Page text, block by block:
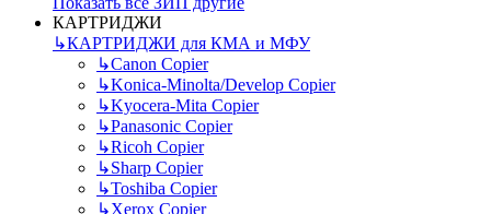
КАРТРИДЖИ
↳КАРТРИДЖИ для КМА и МФУ
↳Canon Copier
↳Konica-Minolta/Develop Copier
↳Kyocera-Mita Copier
↳Panasonic Copier
↳Ricoh Copier
↳Sharp Copier
↳Toshiba Copier
↳Xerox Copier